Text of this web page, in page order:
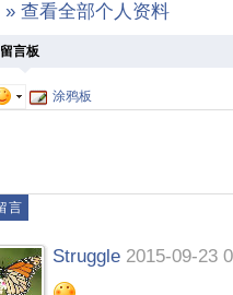
» 查看全部个人资料
留言板
涂鸦板
Struggle 2015-09-23